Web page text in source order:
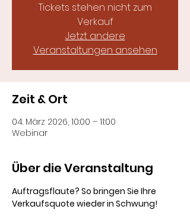
Tickets stehen nicht zum
Verkauf
Jetzt andere
Veranstaltungen ansehen
Zeit & Ort
04. März 2026, 10:00 – 11:00
Webinar
Über die Veranstaltung
Auftragsflaute? So bringen Sie Ihre
Verkaufsquote wieder in Schwung!